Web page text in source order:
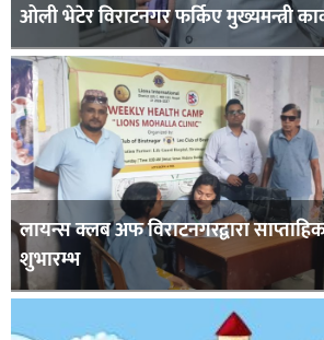
ओली भेटेर विराटनगर फर्किए मुख्यमन्त्री
लायन्स क्लब अफ विराटनगरद्वारा
शुभारम्भ